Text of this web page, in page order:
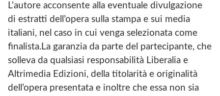
L’autore acconsente alla eventuale divulgazione
di estratti dell’opera sulla stampa e sui media
italiani, nel caso in cui venga selezionata come
finalista.La garanzia da parte del partecipante, che
solleva da qualsiasi responsabilità Liberalia e
Altrimedia Edizioni, della titolarità e originalità
dell’opera presentata e inoltre che essa non sia